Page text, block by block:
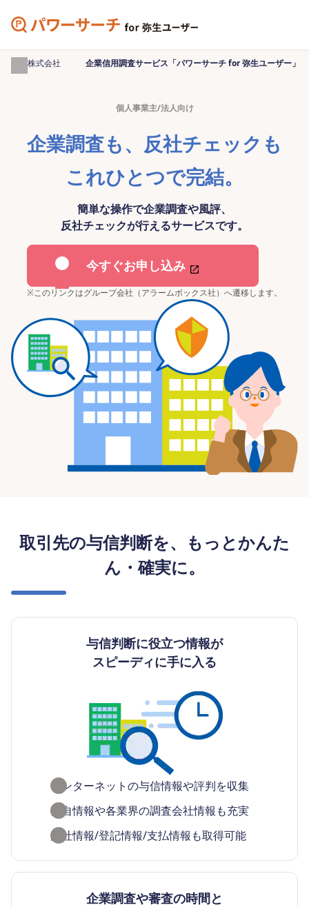
弥生株式会社 企業信用調査サービス「パワーサーチ for 弥生ユーザー」
個人事業主/法人向け
企業調査も、反社チェックも
これひとつで完結。
簡単な操作で企業調査や風評、
反社チェックが行えるサービスです。
今すぐお申し込み
※このリンクはグループ会社（アラームボックス社）へ遷移します。
取引先の与信判断を、もっとかんた
ん・確実に。
与信判断に役立つ情報が
スピーディに手に入る
インターネットの与信情報や評判を収集​
独自情報や各業界の調査会社情報も充実
反社情報/登記情報/支払情報も取得可能
企業調査や審査の時間と